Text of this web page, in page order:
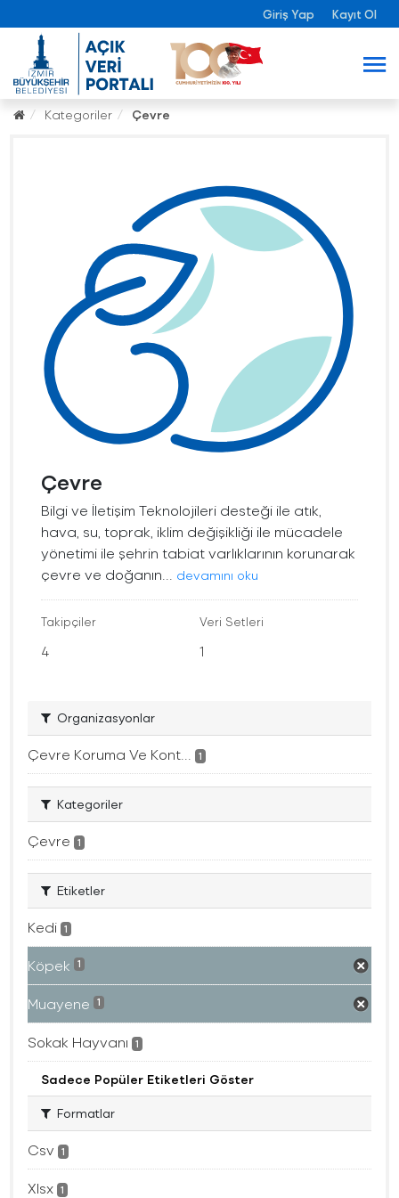
Giriş Yap Kayıt Ol
Kategoriler Çevre
Çevre
Bilgi ve İletişim Teknolojileri desteği ile atık,
hava, su, toprak, iklim değişikliği ile mücadele
yönetimi ile şehrin tabiat varlıklarının korunarak
çevre ve doğanın...
devamını oku
Takipçiler
4
Veri Setleri
1
Organizasyonlar
Çevre Koruma Ve Kont... 1
Kategoriler
Çevre 1
Etiketler
Kedi 1
Köpek 1
Muayene 1
Sokak Hayvanı 1
Sadece Popüler Etiketleri Göster
Formatlar
Csv 1
Xlsx 1